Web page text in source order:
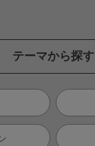
テーマから探す